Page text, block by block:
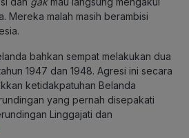
Mereka malah masih berambisi
bahkan sempat melakukan dua
1947 dan 1948. Agresi ini secara
ketidakpatuhan Belanda
yang pernah disepakati
Linggajati dan